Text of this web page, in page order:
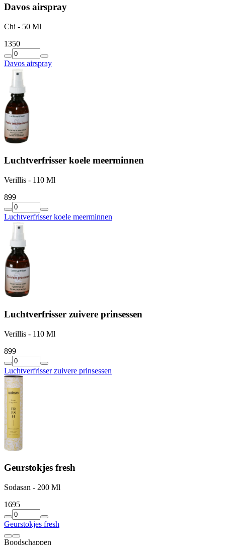
Davos airspray
Chi - 50 Ml
1350
Davos airspray
Luchtverfrisser koele meerminnen
Verillis - 110 Ml
899
Luchtverfrisser koele meerminnen
Luchtverfrisser zuivere prinsessen
Verillis - 110 Ml
899
Luchtverfrisser zuivere prinsessen
Geurstokjes fresh
Sodasan - 200 Ml
1695
Geurstokjes fresh
Boodschappen